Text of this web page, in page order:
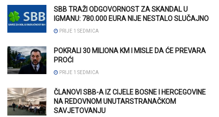
SBB TRAŽI ODGOVORNOST ZA SKANDAL U
IGMANU: 780.000 EURA NIJE NESTALO SLUČAJNO
PRIJE 1 SEDMICA
POKRALI 30 MILIONA KM I MISLE DA ĆE PREVARA
PROĆI
PRIJE 1 SEDMICA
ČLANOVI SBB-A IZ CIJELE BOSNE I HERCEGOVINE
NA REDOVNOM UNUTARSTRANAČKOM
SAVJETOVANJU